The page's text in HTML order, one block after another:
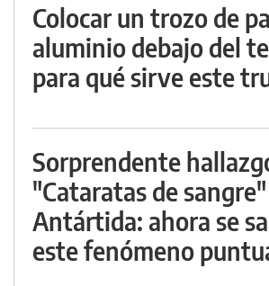
Colocar un trozo de
aluminio debajo del
para qué sirve este
Sorprendente
"Cataratas de
Antártida: ahora se
este fenómeno